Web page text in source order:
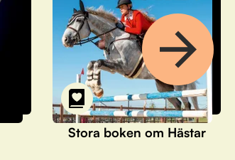
Stora boken om Hästar